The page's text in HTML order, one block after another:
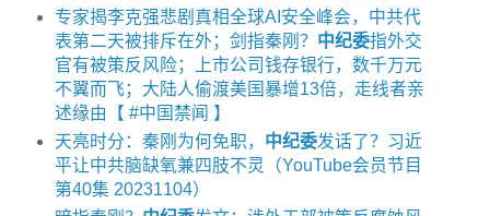
专家揭李克强悲剧真相全球AI安全峰会，中共代
表第二天被排斥在外；剑指秦刚？ 中纪委指外交
官有被策反风险；上市公司钱存银行，数千万元
不翼而飞；大陆人偷渡美国暴增13倍，走线者亲
述缘由【 #中国禁闻 】
天亮时分：秦刚为何免职， 中纪委发话了？习近
平让中共脑缺氧兼四肢不灵（YouTube会员节目
第40集 20231104）